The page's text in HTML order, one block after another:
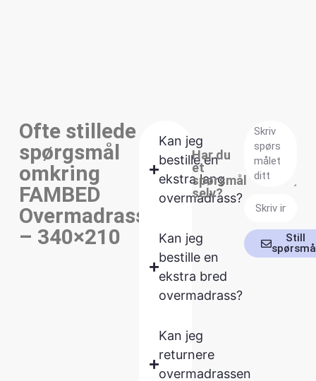
Ofte stillede
spørgsmål
omkring
FAMBED
Overmadrass
– 340×210
Kan jeg
bestille en
ekstra lang
overmadrass?
Kan jeg
bestille en
ekstra bred
overmadrass?
Kan jeg
returnere
overmadrassen
Har du
et
spørsmål
selv?
Still